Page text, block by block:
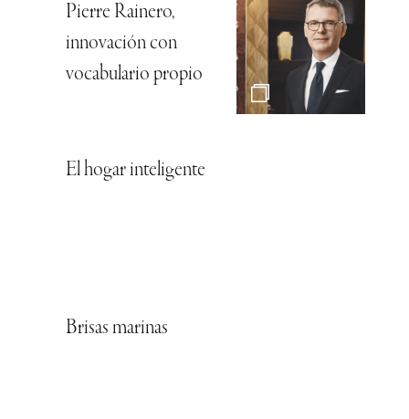
Pierre Rainero,
innovación con
vocabulario propio
El hogar inteligente
Brisas marinas